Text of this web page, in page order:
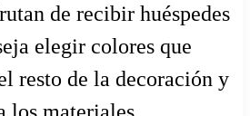
de recibir huéspedes
elegir colores que
resto de la decoración y